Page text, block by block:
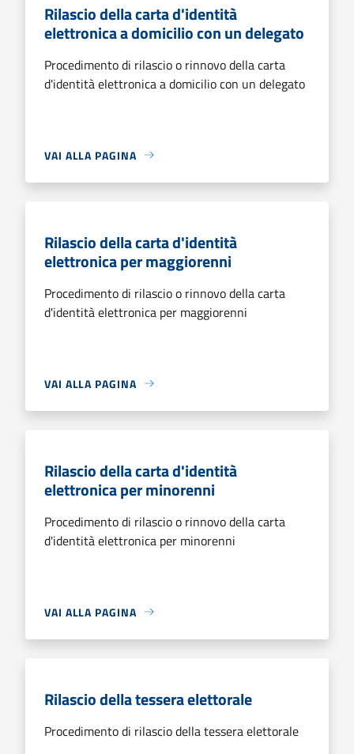
Rilascio della carta d'identità
elettronica a domicilio con un delegato
Procedimento di rilascio o rinnovo della carta
d'identità elettronica a domicilio con un delegato
VAI ALLA PAGINA
Rilascio della carta d'identità
elettronica per maggiorenni
Procedimento di rilascio o rinnovo della carta
d'identità elettronica per maggiorenni
VAI ALLA PAGINA
Rilascio della carta d'identità
elettronica per minorenni
Procedimento di rilascio o rinnovo della carta
d'identità elettronica per minorenni
VAI ALLA PAGINA
Rilascio della tessera elettorale
Procedimento di rilascio della tessera elettorale